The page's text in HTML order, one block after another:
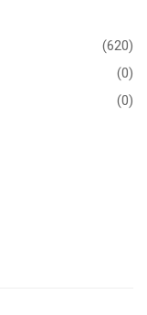
(620)
(0)
(0)